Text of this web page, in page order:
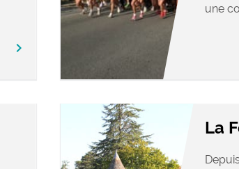
chevron_right
une
La